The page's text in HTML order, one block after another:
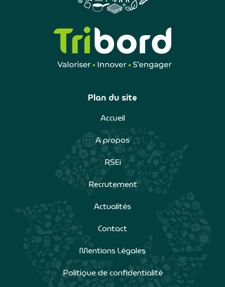
Plan du site
Accueil
A propos
RSEi
Recrutement
Actualités
Contact
Mentions Légales
Politique de confidentialité